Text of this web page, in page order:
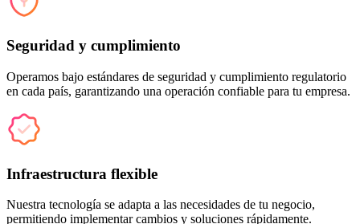
Seguridad y cumplimiento
Operamos bajo estándares de seguridad y cumplimiento regulatorio
en cada país, garantizando una operación confiable para tu empresa.
Infraestructura flexible
Nuestra tecnología se adapta a las necesidades de tu negocio,
permitiendo implementar cambios y soluciones rápidamente.